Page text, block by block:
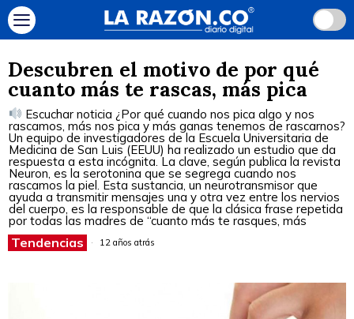
Descubren el motivo de por qué
cuanto más te rascas, más pica
Escuchar noticia ¿Por qué cuando nos pica algo y nos
rascamos, más nos pica y más ganas tenemos de rascarnos?
Un equipo de investigadores de la Escuela Universitaria de
Medicina de San Luis (EEUU) ha realizado un estudio que da
respuesta a esta incógnita. La clave, según publica la revista
Neuron, es la serotonina que se segrega cuando nos
rascamos la piel. Esta sustancia, un neurotransmisor que
ayuda a transmitir mensajes una y otra vez entre los nervios
del cuerpo, es la responsable de que la clásica frase repetida
por todas las madres de “cuanto más te rasques, más
Tendencias 12 años atrás